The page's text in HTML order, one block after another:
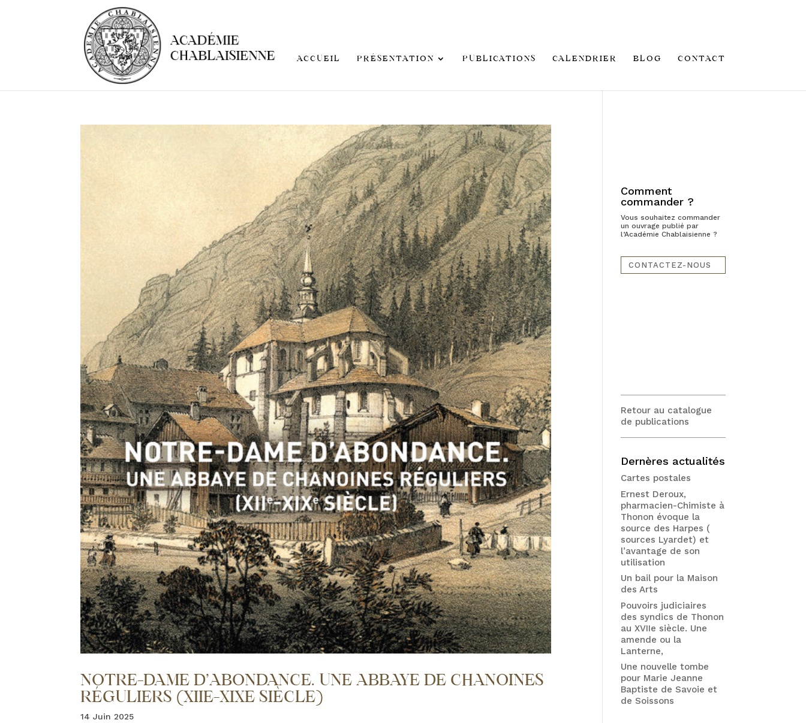
ACCUEIL PRÉSENTATION PUBLICATIONS CALENDRIER BLOG CONTACT
NOTRE-DAME D’ABONDANCE. UNE ABBAYE DE CHANOINES
RÉGULIERS (XIIE-XIXE SIÈCLE)
14 Juin 2025
Comment
commander ?
Vous souhaitez commander
un ouvrage publié par
l’Académie Chablaisienne ?
CONTACTEZ-NOUS
Retour au catalogue
de publications
Dernères actualités
Cartes postales
Ernest Deroux,
pharmacien-Chimiste à
Thonon évoque la
source des Harpes (
sources Lyardet) et
l’avantage de son
utilisation
Un bail pour la Maison
des Arts
Pouvoirs judiciaires
des syndics de Thonon
au XVIIe siècle. Une
amende ou la
Lanterne,
Une nouvelle tombe
pour Marie Jeanne
Baptiste de Savoie et
de Soissons